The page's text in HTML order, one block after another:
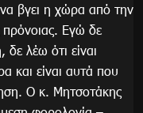
να βγει η χώρα από την
πρόνοιας. Εγώ δε
λέω ότι είναι
και είναι αυτά που
Ο κ. Μητσοτάκης